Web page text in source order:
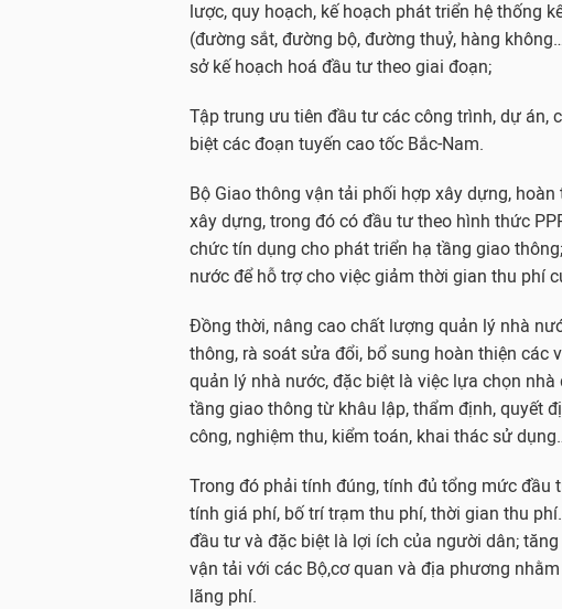
lược, quy hoạch, kế hoạch phát triển hệ thống
(đường sắt, đường bộ, đường thuỷ, hàng
sở kế hoạch hoá đầu tư theo giai đoạn;
Tập trung ưu tiên đầu tư các công trình, dự án,
biệt các đoạn tuyến cao tốc Bắc-Nam.
Bộ Giao thông vận tải phối hợp xây dựng,
xây dựng, trong đó có đầu tư theo hình thức
chức tín dụng cho phát triển hạ tầng giao
nước để hỗ trợ cho việc giảm thời gian thu phí
Đồng thời, nâng cao chất lượng quản lý nhà
thông, rà soát sửa đổi, bổ sung hoàn thiện các
quản lý nhà nước, đặc biệt là việc lựa chọn
tầng giao thông từ khâu lập, thẩm định, quyết
công, nghiệm thu, kiểm toán, khai thác sử
Trong đó phải tính đúng, tính đủ tổng mức đầu
tính giá phí, bố trí trạm thu phí, thời gian thu
đầu tư và đặc biệt là lợi ích của người dân;
vận tải với các Bộ,cơ quan và địa phương
lãng phí.